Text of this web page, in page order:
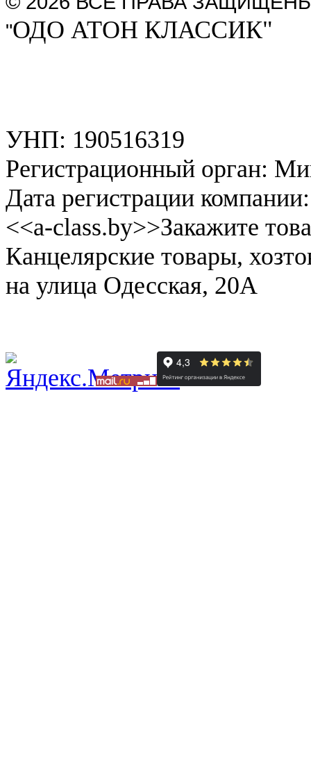
"ОДО АТОН КЛАССИК"
УНП: 190516319
Регистрационный орган:
Дата регистрации
<<a-class.by>>Закажите
Канцелярские товары,
на улица Одесская, 20А